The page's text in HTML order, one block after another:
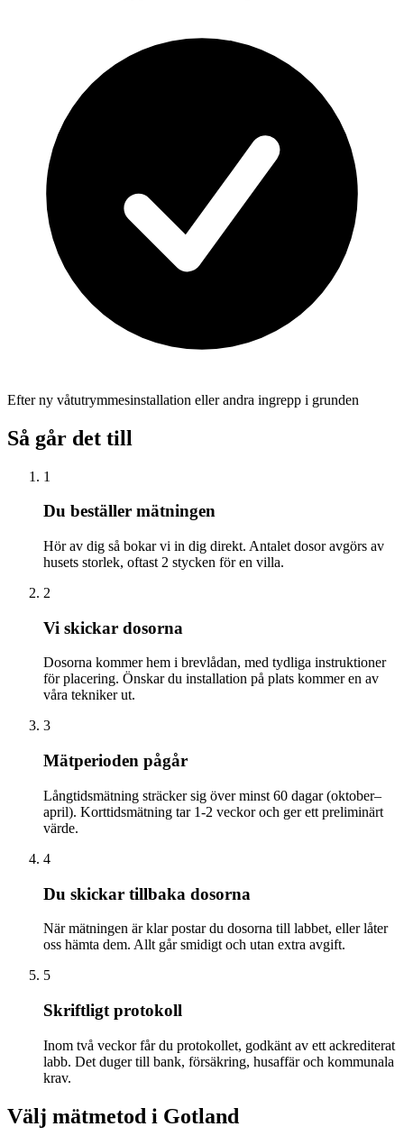
Efter ny våtutrymmesinstallation eller andra ingrepp i grunden
Så går det till
1
Du beställer mätningen
Hör av dig så bokar vi in dig direkt. Antalet dosor avgörs av
husets storlek, oftast 2 stycken för en villa.
2
Vi skickar dosorna
Dosorna kommer hem i brevlådan, med tydliga instruktioner
för placering. Önskar du installation på plats kommer en av
våra tekniker ut.
3
Mätperioden pågår
Långtidsmätning sträcker sig över minst 60 dagar (oktober–
april). Korttidsmätning tar 1-2 veckor och ger ett preliminärt
värde.
4
Du skickar tillbaka dosorna
När mätningen är klar postar du dosorna till labbet, eller låter
oss hämta dem. Allt går smidigt och utan extra avgift.
5
Skriftligt protokoll
Inom två veckor får du protokollet, godkänt av ett ackrediterat
labb. Det duger till bank, försäkring, husaffär och kommunala
krav.
Välj mätmetod i Gotland